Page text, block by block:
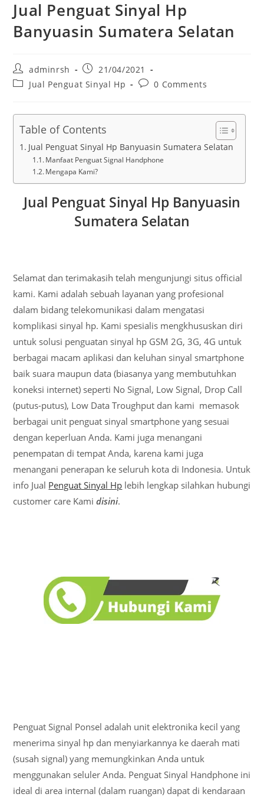
Jual Penguat Sinyal Hp
Banyuasin Sumatera Selatan
Post
author:
adminrsh
Post
published:
21/04/2021
PostJual Penguat Sinyal Hp
Post0 Comments
Table of Contents
Jual Penguat Sinyal Hp Banyuasin Sumatera Selatan
Manfaat Penguat Signal Handphone
Mengapa Kami?
Jual Penguat Sinyal Hp Banyuasin
Sumatera Selatan
Selamat dan terimakasih telah mengunjungi situs official
kami. Kami adalah sebuah layanan yang profesional
dalam bidang telekomunikasi dalam mengatasi
komplikasi sinyal hp. Kami spesialis mengkhususkan diri
untuk solusi penguatan sinyal hp GSM 2G, 3G, 4G untuk
berbagai macam aplikasi dan keluhan sinyal smartphone
baik suara maupun data (biasanya yang membutuhkan
koneksi internet) seperti No Signal, Low Signal, Drop Call
(putus-putus), Low Data Troughput dan kami memasok
berbagai unit penguat sinyal smartphone yang sesuai
dengan keperluan Anda. Kami juga menangani
penempatan di tempat Anda, karena kami juga
menangani penerapan ke seluruh kota di Indonesia. Untuk
info Jual Penguat Sinyal Hp lebih lengkap silahkan hubungi
customer care Kamidisini.
Penguat Signal Ponsel adalah unit elektronika kecil yang
menerima sinyal hp dan menyiarkannya ke daerah mati
(susah signal) yang memungkinkan Anda untuk
menggunakan seluler Anda. Penguat Sinyal Handphone ini
ideal di area internal (dalam ruangan) dapat di kendaraan